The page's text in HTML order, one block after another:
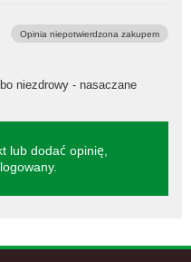
Opinia niepotwierdzona zakupem
niezdrowy - nasaczane
lub dodać opinię,
.